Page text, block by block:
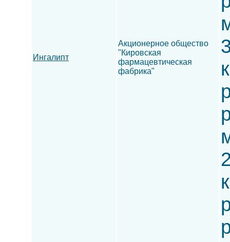
Ингалипт
Акционерное общество
"Кировская
фармацевтическая
фабрика"